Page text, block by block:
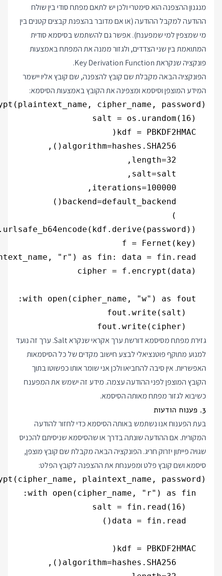
מנגנון ההצפנה הוא סימטרי ולכן יש לתאם מפתח סודי בין שולח
ההודעה למקבל ההודעה (או אם מדובר בהצפנת קבצים קטנים בין
מי שמצפין למי שמפענח). אפשר גם להשתמש בסיסמא סודית
המתואמת בין שני הצדדים, ולגזור ממנה את המפתח באמצעות
פונקציה שנקראת Key Derivation Function.
הפונקציה הבאה מקבלת שם קובץ להצפנה, שם קובץ אליו יישמר
המידע המוצפן וסיסמא ומצפינה את הקובץ באמצעות הסיסמא:
גזירת מפתח מסיסמא דורשת ערך אקראי שנקרא Salt. ערך זה נועד
למנוע מתוקף פוטנציאלי לבצע חישוב מקדים של כל הסיסמאות
האפשריות. אין סיבה להחביאו ולכן אני שומר אותו כפשוטו בתוך
הקובץ המוצפן לפני ההודעה עצמה. מידע זה ישמש את המפענח
כשיבוא לגזור מפתח מאותה הסיסמא.
3. פענוח הודעות
בעת הפענוח אנו נשתמש באותה הסיסמא כדי לחזור להודעה
המקורית. אם ההודעה שונתה בדרך או שהסיסמא שניסיתם להכניס
שגויה פייתון יזרוק חריג. הפונקציה הבאה מקבלת שם קובץ מוצפן,
סיסמא ושם קובץ פלט ומפענחת את ההצפנה לקובץ הפלט: